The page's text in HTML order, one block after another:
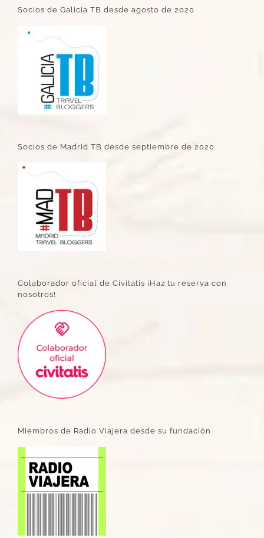
Socios de Galicia TB desde agosto de 2020
Socios de Madrid TB desde septiembre de 2020
Colaborador oficial de Civitatis ¡Haz tu reserva con
nosotros!
Miembros de Radio Viajera desde su fundación